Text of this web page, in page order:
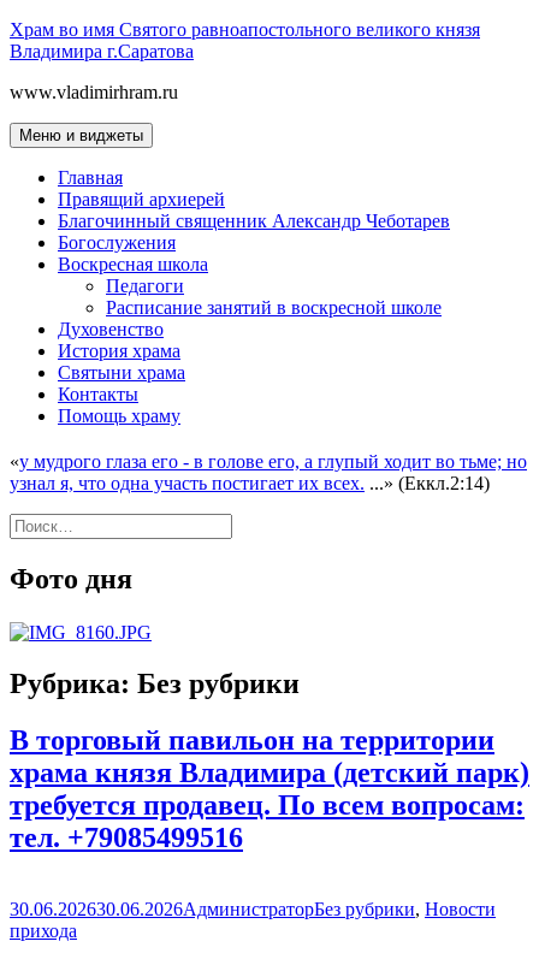
Перейти
к
Храм во имя Святого равноапостольного великого князя
Владимира г.Саратова
www.vladimirhram.ru
Меню и виджеты
Главная
Правящий архиерей
Благочинный священник Александр Чеботарев
Богослужения
Воскресная школа
Педагоги
Расписание занятий в воскресной школе
Духовенство
История храма
Святыни храма
Контакты
Помощь храму
«у мудрого глаза его - в голове его, а глупый ходит во тьме; но
узнал я, что одна участь постигает их всех. ...» (Еккл.2:14)
Найти:
Фото дня
Рубрика: Без рубрики
В торговый павильон на территории
храма князя Владимира (детский парк)
требуется продавец. По всем вопросам:
тел. +79085499516
Опубликовано
30.06.202630.06.2026Автор
АдминистраторРубрики
Без рубрики, Новости
прихода